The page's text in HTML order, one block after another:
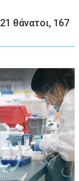
θάνατοι, 167